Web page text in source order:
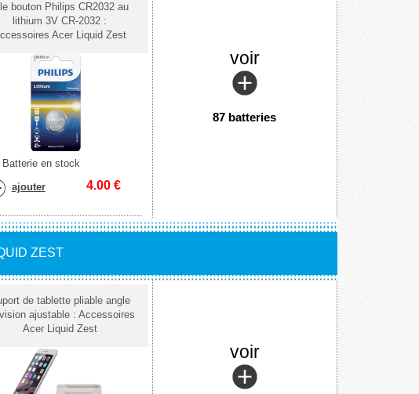
bouton Philips CR2032 au
lithium 3V CR-2032 :
Acer Liquid Zest
Batterie en stock
ajouter 4.00 €
voir
87 batteries
ZEST
de tablette pliable angle
ajustable : Accessoires
Acer Liquid Zest
voir